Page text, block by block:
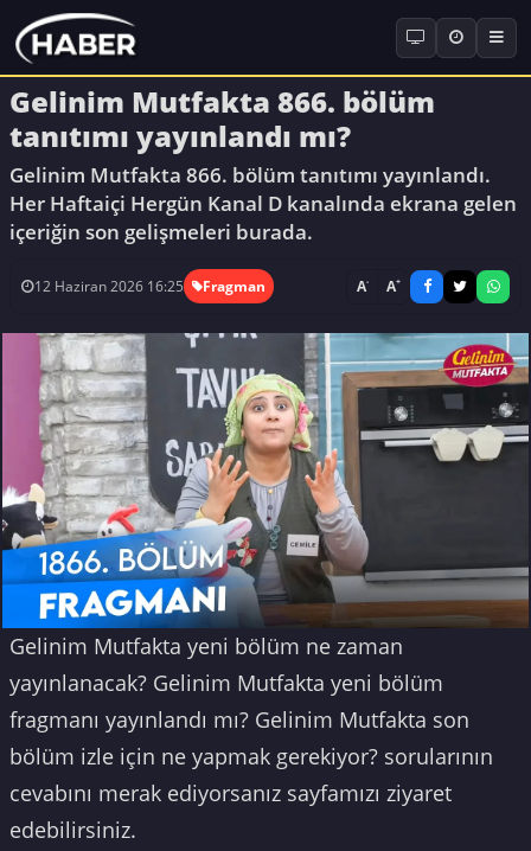
Gelinim Mutfakta 866. bölüm
tanıtımı yayınlandı mı?
Gelinim Mutfakta 866. bölüm tanıtımı yayınlandı.
Her Haftaiçi Hergün Kanal D kanalında ekrana gelen
içeriğin son gelişmeleri burada.
12 Haziran 2026 16:25 Fragman A- A+
Gelinim Mutfakta yeni bölüm ne zaman
yayınlanacak? Gelinim Mutfakta yeni bölüm
fragmanı yayınlandı mı? Gelinim Mutfakta son
bölüm izle için ne yapmak gerekiyor? sorularının
cevabını merak ediyorsanız sayfamızı ziyaret
edebilirsiniz.